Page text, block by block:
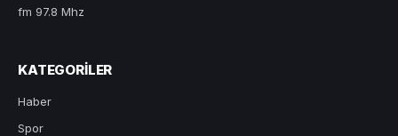
fm 97.8 Mhz
KATEGORILER
Haber
Spor